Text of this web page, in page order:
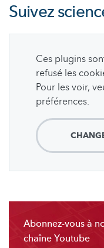
Suivez
Ces plugins
refusé les
Pour les voir,
préférences.
Abonnez-vous à
chaîne Youtube